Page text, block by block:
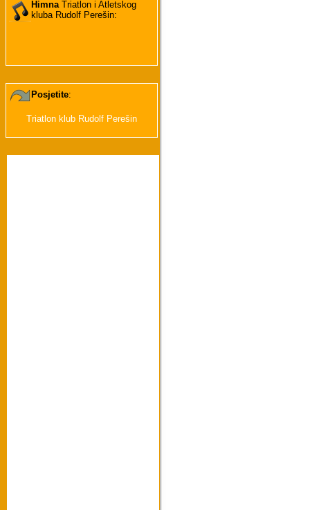
HimnaTriatlon i Atletskog
kluba Rudolf Perešin:
Posjetite:
Triatlon klub Rudolf Perešin